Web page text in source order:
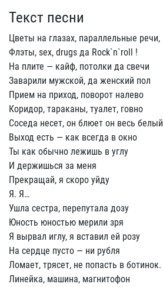
Текст песни
Цветы на глазах, параллельные речи,
Флэты, sex, drugs да Rock`n`roll !
На плите — кайф, потолки да свечи
Заварили мужской, да женский пол
Прием на приход, поворот налево
Коридор, тараканы, туалет, говно
Соседа несет, он блюет он весь белый
Выход есть — как всегда в окно
Ты как обычно лежишь в углу
И держишься за меня
Прекращай, я скоро уйду
Я. Я…
Ушла сестра, перепутала дозу
Юность юностью мерили зря
Я вырвал иглу, я вставил ей розу
На сердце пусто — ни рубля
Ломает, трясет, не попасть в ботинок.
Линейка, машина, магнитофон